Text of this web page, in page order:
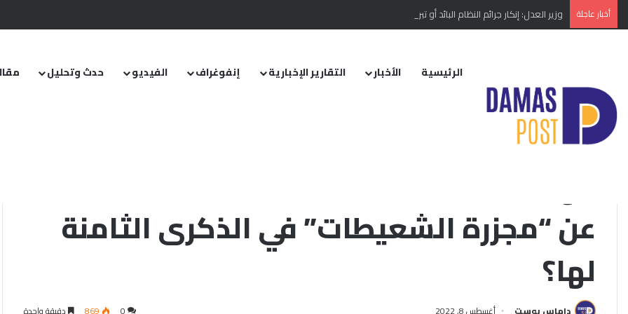
أخبار عاجلة وزير العدل: إنكار جرائم النظام البائد أو تبريرها مخالفة دستورية.. ومشروع قانون خاص إلى مجلس الشعب
الرئيسية الأخبار التقارير الإخبارية إنفوغراف الفيديو حدث وتحليل
الرئيسية/الأخبار /محلي
عن “مجزرة الشعيطات” في الذكرى الثامنة
لها؟